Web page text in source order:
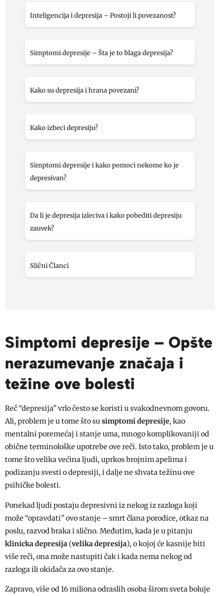
Inteligencija i depresija – Postoji li povezanost?
Simptomi depresije – Šta je to blaga depresija?
Kako su depresija i hrana povezani?
Kako izbeci depresiju?
Simptomi depresije i kako pomoci nekome ko je
depresivan?
Da li je depresija izleciva i kako pobediti depresiju
zauvek?
Slični Članci
Simptomi depresije – Opšte
nerazumevanje značaja i
težine ove bolesti
Reč “depresija” vrlo često se koristi u svakodnevnom govoru.
Ali, problem je u tome što susimptomi depresije, kao
mentalni poremećaj i stanje uma, mnogo komplikovaniji od
obične terminološke upotrebe ove reči. Isto tako, problem je u
tome što velika većina ljudi, uprkos brojnim apelima i
podizanju svesti o depresiji, i dalje ne shvata težinu ove
psihičke bolesti.
Ponekad ljudi postaju depresivni iz nekog iz razloga koji
može “opravdati” ovo stanje – smrt člana porodice, otkaz na
poslu, razvod braka i slično. Međutim, kada je u pitanju
klinicka depresija (velika depresija), o kojoj će kasnije biti
više reči, ona može nastupiti čak i kada nema nekog od
razloga ili okidača za ovo stanje.
Zapravo, više od 16 miliona odraslih osoba širom sveta boluje